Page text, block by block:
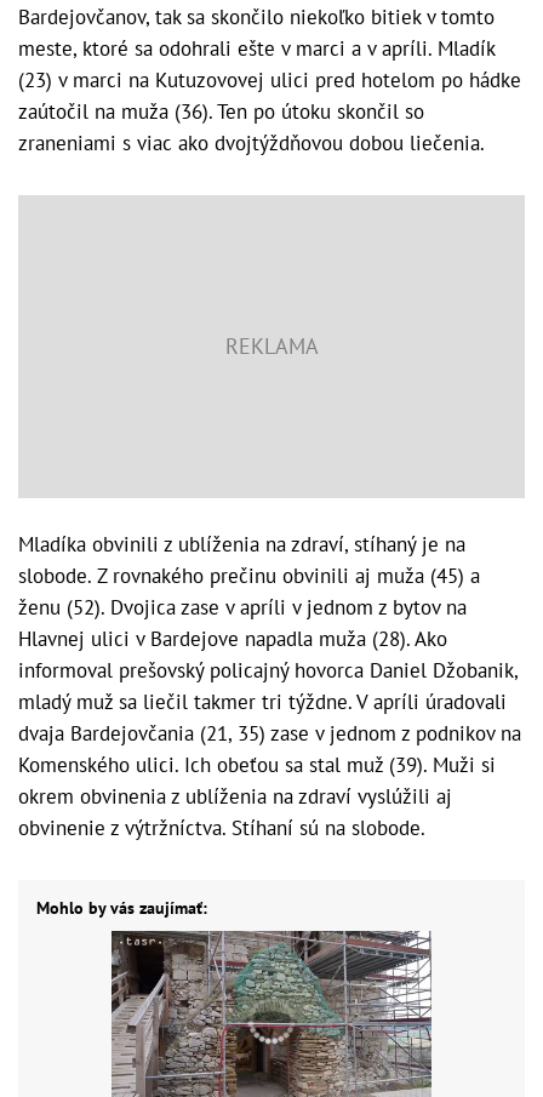
Bardejovčanov, tak sa skončilo niekoľko bitiek v tomto
meste, ktoré sa odohrali ešte v marci a v apríli. Mladík
(23) v marci na Kutuzovovej ulici pred hotelom po hádke
zaútočil na muža (36). Ten po útoku skončil so
zraneniami s viac ako dvojtýždňovou dobou liečenia.
Mladíka obvinili z ublíženia na zdraví, stíhaný je na
slobode. Z rovnakého prečinu obvinili aj muža (45) a
ženu (52). Dvojica zase v apríli v jednom z bytov na
Hlavnej ulici v Bardejove napadla muža (28). Ako
informoval prešovský policajný hovorca Daniel Džobanik,
mladý muž sa liečil takmer tri týždne. V apríli úradovali
dvaja Bardejovčania (21, 35) zase v jednom z podnikov na
Komenského ulici. Ich obeťou sa stal muž (39). Muži si
okrem obvinenia z ublíženia na zdraví vyslúžili aj
obvinenie z výtržníctva. Stíhaní sú na slobode.
Mohlo by vás zaujímať: